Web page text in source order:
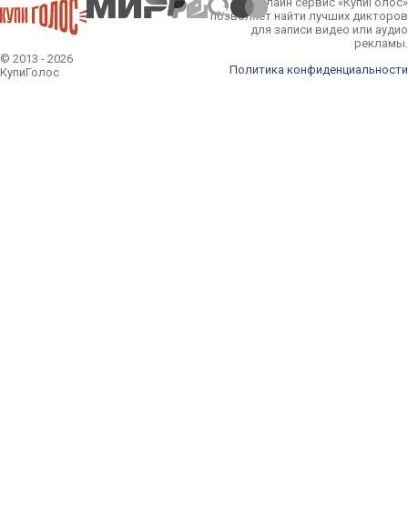
© 2013 - 2026
КупиГолос
позволяет найти лучших дикторов
для записи видео или аудио
рекламы.
Политика конфиденциальности